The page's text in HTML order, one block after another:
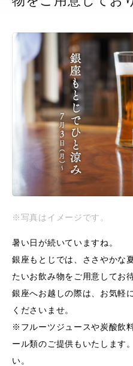
※写真はイメージです。
暑い日が続いていますね。
銀座もとじでは、ささやかな
たいお飲み物をご用意してお
銀座へお越しの際は、お気軽
くださいませ。
※フルーツジュースや炭酸飲
ール類のご提供もいたします
い。